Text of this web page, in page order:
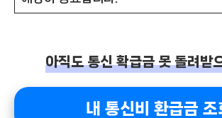
아직도 통신 확급금 못 돌려받
내 통신비 환급금 조